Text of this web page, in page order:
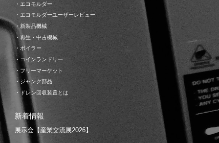
・エコモルダー
・エコモルダーユーザーレビュー
・新製品機械
・再生・中古機械
・ボイラー
・コインランドリー
・フリーマーケット
・ジャンク部品
・ドレン回収装置とは
新着情報
展示会【産業交流展2026】